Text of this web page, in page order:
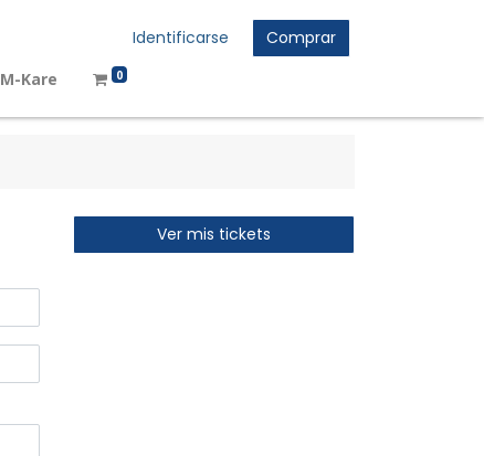
Identificarse Comprar
M-Kare 0
Ver mis tickets